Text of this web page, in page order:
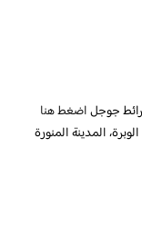
جوجلاضغط هنا
المدينة المنورة